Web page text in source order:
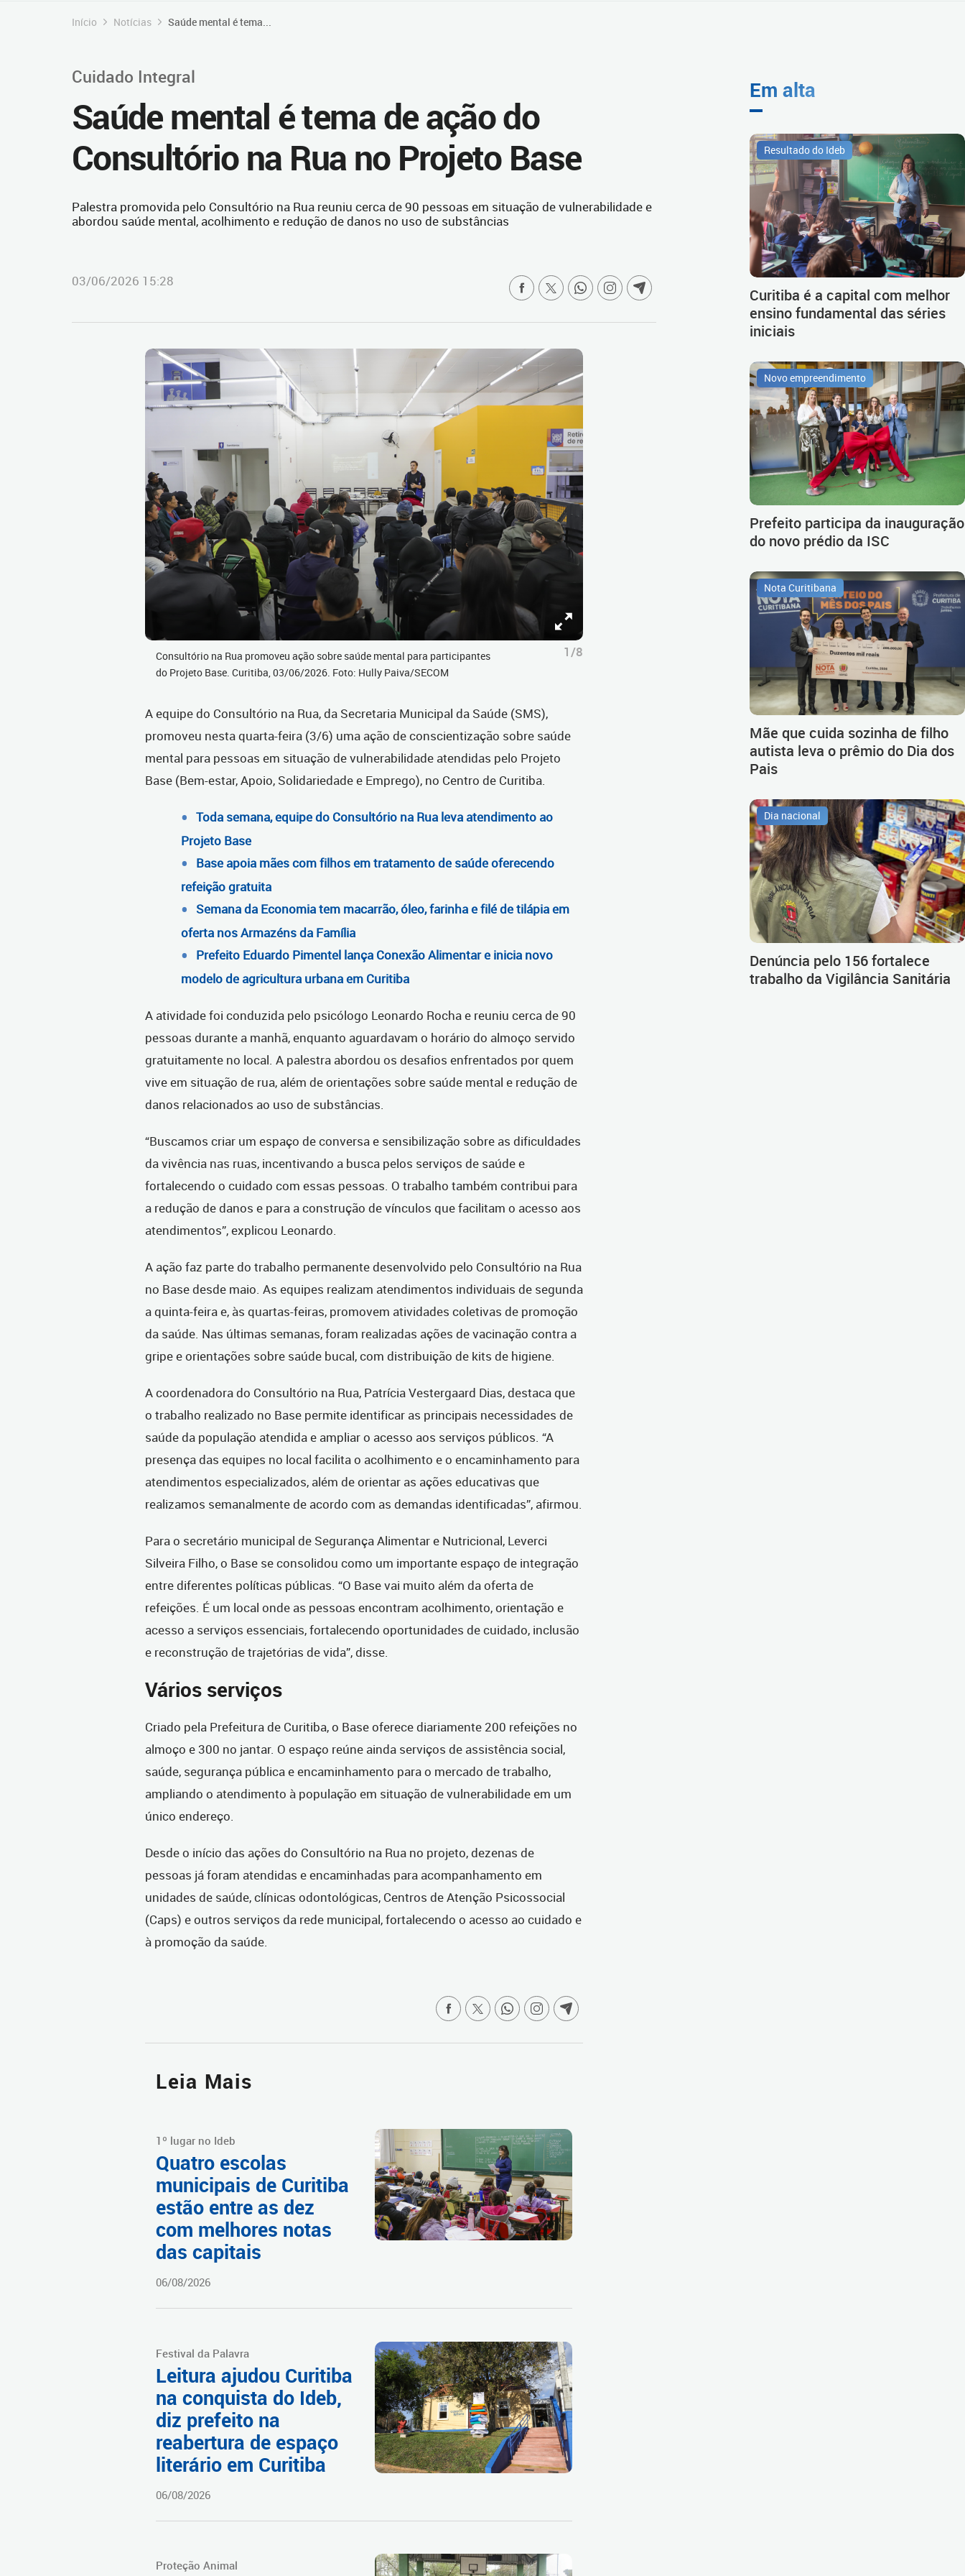
Início Notícias Saúde mental é tema...
Cuidado Integral
Saúde mental é tema de ação do
Consultório na Rua no Projeto Base
Palestra promovida pelo Consultório na Rua reuniu cerca de 90 pessoas em situação de vulnerabilidade e
abordou saúde mental, acolhimento e redução de danos no uso de substâncias
03/06/2026 15:28
Consultório na Rua promoveu ação sobre saúde mental para participantes
do Projeto Base. Curitiba, 03/06/2026. Foto: Hully Paiva/SECOM
1/8
A equipe do Consultório na Rua, da Secretaria Municipal da Saúde (SMS),
promoveu nesta quarta-feira (3/6) uma ação de conscientização sobre saúde
mental para pessoas em situação de vulnerabilidade atendidas pelo Projeto
Base (Bem-estar, Apoio, Solidariedade e Emprego), no Centro de Curitiba.
Toda semana, equipe do Consultório na Rua leva atendimento ao
Projeto Base
Base apoia mães com filhos em tratamento de saúde oferecendo
refeição gratuita
Semana da Economia tem macarrão, óleo, farinha e filé de tilápia em
oferta nos Armazéns da Família
Prefeito Eduardo Pimentel lança Conexão Alimentar e inicia novo
modelo de agricultura urbana em Curitiba
A atividade foi conduzida pelo psicólogo Leonardo Rocha e reuniu cerca de 90
pessoas durante a manhã, enquanto aguardavam o horário do almoço servido
gratuitamente no local. A palestra abordou os desafios enfrentados por quem
vive em situação de rua, além de orientações sobre saúde mental e redução de
danos relacionados ao uso de substâncias.
“Buscamos criar um espaço de conversa e sensibilização sobre as dificuldades
da vivência nas ruas, incentivando a busca pelos serviços de saúde e
fortalecendo o cuidado com essas pessoas. O trabalho também contribui para
a redução de danos e para a construção de vínculos que facilitam o acesso aos
atendimentos”, explicou Leonardo.
A ação faz parte do trabalho permanente desenvolvido pelo Consultório na Rua
no Base desde maio. As equipes realizam atendimentos individuais de segunda
a quinta-feira e, às quartas-feiras, promovem atividades coletivas de promoção
da saúde. Nas últimas semanas, foram realizadas ações de vacinação contra a
gripe e orientações sobre saúde bucal, com distribuição de kits de higiene.
A coordenadora do Consultório na Rua, Patrícia Vestergaard Dias, destaca que
o trabalho realizado no Base permite identificar as principais necessidades de
saúde da população atendida e ampliar o acesso aos serviços públicos. “A
presença das equipes no local facilita o acolhimento e o encaminhamento para
atendimentos especializados, além de orientar as ações educativas que
realizamos semanalmente de acordo com as demandas identificadas”, afirmou.
Para o secretário municipal de Segurança Alimentar e Nutricional, Leverci
Silveira Filho, o Base se consolidou como um importante espaço de integração
entre diferentes políticas públicas. “O Base vai muito além da oferta de
refeições. É um local onde as pessoas encontram acolhimento, orientação e
acesso a serviços essenciais, fortalecendo oportunidades de cuidado, inclusão
e reconstrução de trajetórias de vida”, disse.
Vários serviços
Criado pela Prefeitura de Curitiba, o Base oferece diariamente 200 refeições no
almoço e 300 no jantar. O espaço reúne ainda serviços de assistência social,
saúde, segurança pública e encaminhamento para o mercado de trabalho,
ampliando o atendimento à população em situação de vulnerabilidade em um
único endereço.
Desde o início das ações do Consultório na Rua no projeto, dezenas de
pessoas já foram atendidas e encaminhadas para acompanhamento em
unidades de saúde, clínicas odontológicas, Centros de Atenção Psicossocial
(Caps) e outros serviços da rede municipal, fortalecendo o acesso ao cuidado e
à promoção da saúde.
Leia Mais
1º lugar no Ideb
Quatro escolas
municipais de Curitiba
estão entre as dez
com melhores notas
das capitais
06/08/2026
Festival da Palavra
Leitura ajudou Curitiba
na conquista do Ideb,
diz prefeito na
reabertura de espaço
literário em Curitiba
06/08/2026
Proteção Animal
Em alta
Resultado do Ideb
Curitiba é a capital com melhor
ensino fundamental das séries
iniciais
Novo empreendimento
Prefeito participa da inauguração
do novo prédio da ISC
Nota Curitibana
Mãe que cuida sozinha de filho
autista leva o prêmio do Dia dos
Pais
Dia nacional
Denúncia pelo 156 fortalece
trabalho da Vigilância Sanitária